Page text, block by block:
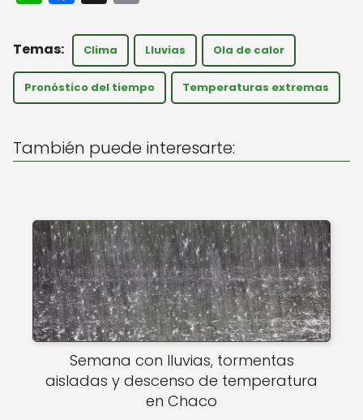
h
a
ts
A
p
a
c
e
b
o
k
ai
l
Clima Lluvias Ola de calor
Pronóstico del tiempo Temperaturas extremas
También puede interesarte:
Semana con lluvias, tormentas
aisladas y descenso de temperatura
en Chaco